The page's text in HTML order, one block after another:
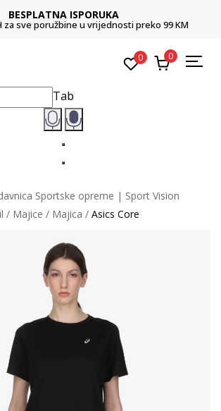
BESPLATNA ISPORUKA
za sve poružbine u vrijednosti preko 99 KM
0 0
Tab
Sportske opreme | Sport Vision
Majice Majica Asics Core